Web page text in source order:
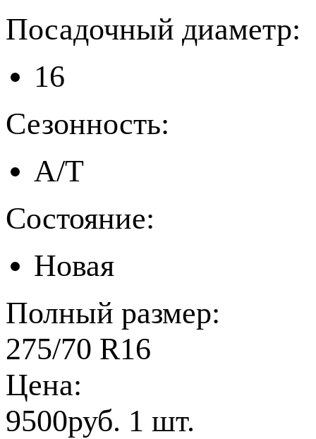
Посадочный диаметр:
16
Сезонность:
A/T
Состояние:
Новая
Полный размер:
275/70 R16
Цена:
9500руб. 1 шт.